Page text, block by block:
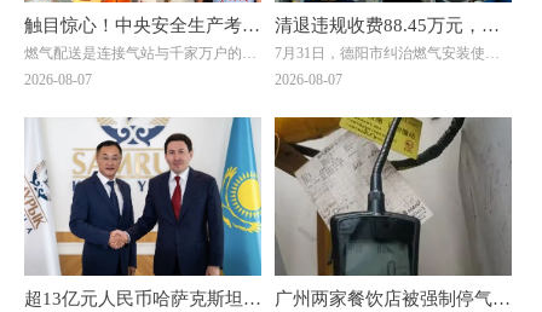
触目惊心！中央安全生产考核
巡查组暗访云南：液化气瓶装
燃气配送是连接气站与千家万户的关
键环节，但在此次明查暗访中，却成
组随机检查时发现，云南滇楚液化气
有限公司长润街液化气瓶装供应站存
在重大事故隐患。该供应站核定为三
类供应站点，按规范要求存储量不能
超过1立方(15公斤钢瓶最多28瓶)。然
而，现场瓶库内竟堆放着超过150瓶
液化石油气，超量存储4倍以上。当
考核巡查组专家询问为何超量存储
时，供应站负责人支支吾吾，无法给
2026-08-07
清退违规收费88.45万元，惠
及群众4000余户！德阳市举
仪式
7月31日，德阳市纠治燃气安装使用
价格乱象工作会暨惠民退费集中发放
省住建厅城建处处长、厅信息中心主
任邓夏扬，派驻省住建厅纪检监察组
综合处处长魏社莅临出席活动，邓夏
扬作讲话。德阳市住建局党组成员、
副局长陈文元汇报全市燃气纠治工作
情况。活动现场，7个区（市、县）
亮出退费成绩，为7位退费群众代表
发放退费凭证，相关燃气企业同步为
另外7名群众现场办理退费，以现金
2026-08-07
超13亿元人民币哈萨克斯坦大 广州两家餐饮店被强制停气！